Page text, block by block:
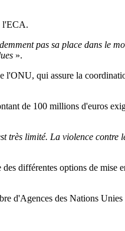
l'ECA.
pas sa place dans le
».
l'ONU, qui assure la
de 100 millions d'euros
limité. La violence contre
différentes options de mise
d'Agences des Nations